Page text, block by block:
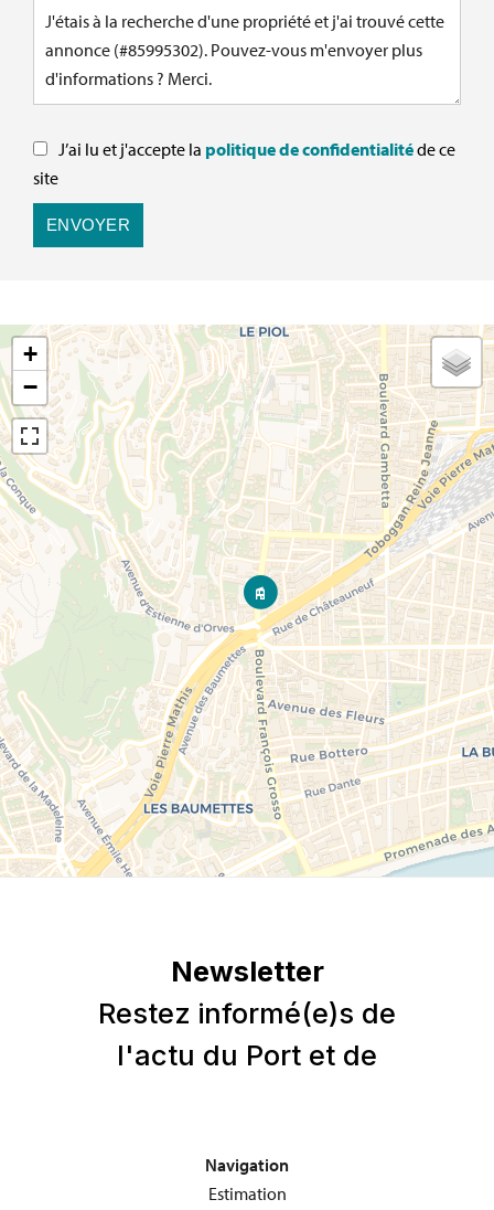
J’ai lu et j'accepte la politique de confidentialitéde ce
site
ENVOYER
+
−
Navigation
Estimation